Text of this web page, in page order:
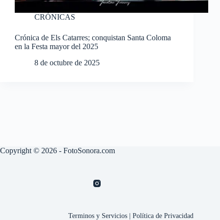
CRÓNICAS
Crónica de Els Catarres; conquistan Santa Coloma
en la Festa mayor del 2025
8 de octubre de 2025
Copyright © 2026 - FotoSonora.com
Terminos y Servicios |Política de Privacidad